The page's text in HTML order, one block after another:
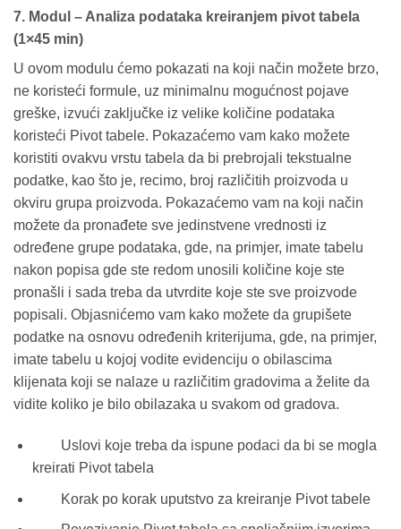
7. Modul – Analiza podataka kreiranjem pivot tabela
(1×45 min)
U ovom modulu ćemo pokazati na koji način možete brzo,
ne koristeći formule, uz minimalnu mogućnost pojave
greške, izvući zaključke iz velike količine podataka
koristeći Pivot tabele. Pokazaćemo vam kako možete
koristiti ovakvu vrstu tabela da bi prebrojali tekstualne
podatke, kao što je, recimo, broj različitih proizvoda u
okviru grupa proizvoda. Pokazaćemo vam na koji način
možete da pronađete sve jedinstvene vrednosti iz
određene grupe podataka, gde, na primjer, imate tabelu
nakon popisa gde ste redom unosili količine koje ste
pronašli i sada treba da utvrdite koje ste sve proizvode
popisali. Objasnićemo vam kako možete da grupišete
podatke na osnovu određenih kriterijuma, gde, na primjer,
imate tabelu u kojoj vodite evidenciju o obilascima
klijenata koji se nalaze u različitim gradovima a želite da
vidite koliko je bilo obilazaka u svakom od gradova.
Uslovi koje treba da ispune podaci da bi se mogla
kreirati Pivot tabela
Korak po korak uputstvo za kreiranje Pivot tabele